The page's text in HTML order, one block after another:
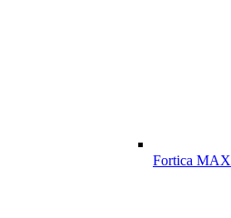
Fortica MAX